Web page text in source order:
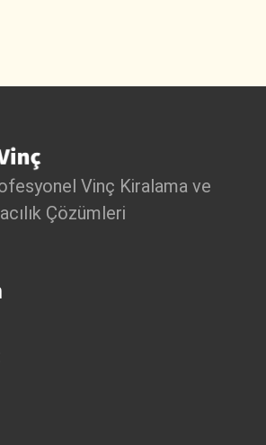
Vinç Kiralama ve
Çözümleri